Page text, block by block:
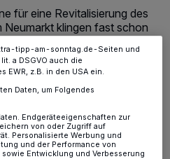
für eine Revitalisierung des
klingen fast schon
so denn der Stadtrat
Minute Lesezeit
Rand der Webseite klicken.
unseres Website. Weitere
Datenschutzerklärung.
tipp-am-sonntag.de-Seiten und
a DSGVO auch die
EWR, z.B. in den USA ein.
Daten, um Folgendes
Endgeräteeigenschaften zur
von oder Zugriff auf
Personalisierte Werbung und
und der Performance von
Entwicklung und Verbesserung